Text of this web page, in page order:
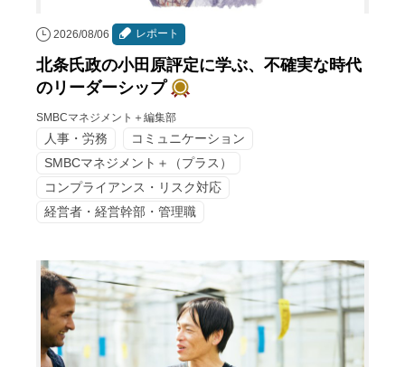
2026/08/06 レポート
北条氏政の小田原評定に学ぶ、不確実な時代
のリーダーシップ
SMBCマネジメント＋編集部
人事・労務
コミュニケーション
SMBCマネジメント＋（プラス）
コンプライアンス・リスク対応
経営者・経営幹部・管理職